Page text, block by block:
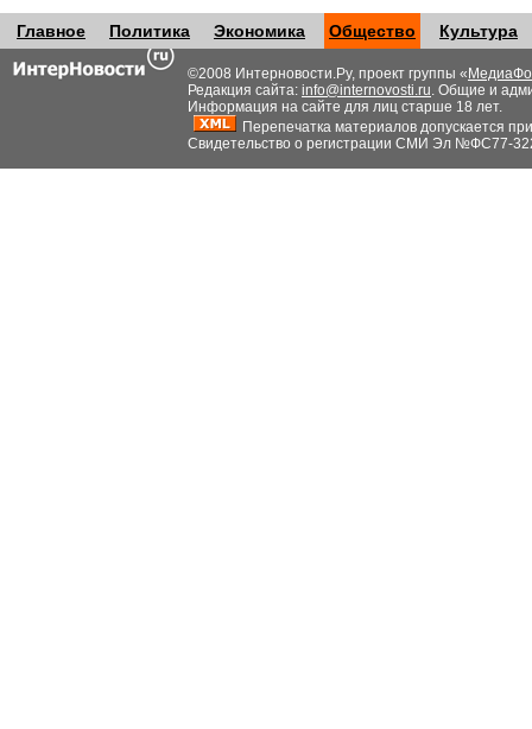
Главное Политика Экономика Общество Культура
©2008 Интерновости.Ру, проект группы «
Редакция сайта: info@internovosti.ru. Общие и
Информация на сайте для лиц старше 18 лет.
Перепечатка материалов допускается
Свидетельство о регистрации СМИ Эл №ФС77-